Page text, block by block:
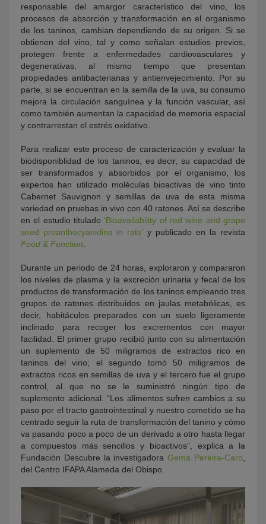
responsable del amargor característico del vino, los
procesos de absorción y transformación en el organismo
de los taninos, cambian dependiendo de su origen. Si se
obtienen del vino, tal y como señalan estudios previos,
protegen frente a enfermedades cardiovasculares y
degenerativas, al mismo tiempo que presentan
propiedades antibacterianas y antienvejecimiento. Por su
parte, si se encuentran en la semilla de la uva, su consumo
mejora la circulación sanguínea y la función vascular, así
como también aumentan la capacidad de memoria espacial
y contrarrestan el estrés oxidativo.
Para realizar este proceso de caracterización y evaluar la
biodisponiblidad de los taninos, es decir, su capacidad de
ser transformados y absorbidos por el organismo, los
expertos han utilizado moléculas bioactivas de vino tinto
Cabernet Sauvignon y semillas de uva de esta misma
variedad en pruebas in vivo con 40 ratones. Así se describe
en el estudio titulado ‘Bioavailability of red wine and grape
seed proanthocyanidins in rats’y publicado en la revista
Food & Function
Durante un periodo de 24 horas, exploraron y compararon
los niveles de plasma y la excreción urinaria y fecal de los
productos de transformación de los taninos empleando tres
grupos de ratones distribuidos en jaulas metabólicas, es
decir, habitáculos preparados con un suelo ligeramente
inclinado para recoger los excrementos con mayor
facilidad. El primer grupo recibió junto con su alimentación
un suplemento de 50 miligramos de extractos rico en
taninos del vino; el segundo tomó 50 miligramos de
extractos ricos en semillas de uva y el tercero fue el grupo
control, al que no se le suministró ningún tipo de
suplemento adicional. “Los alimentos sufren cambios a su
paso por el tracto gastrointestinal y nuestro cometido se ha
centrado seguir la ruta de transformación del tanino y cómo
va pasando poco a poco de un derivado a otro hasta llegar
a compuestos más sencillos y bioactivos”, explica a la
Fundación Descubre la investigadoraGema Pereira-Caro
del Centro IFAPA Alameda del Obispo.